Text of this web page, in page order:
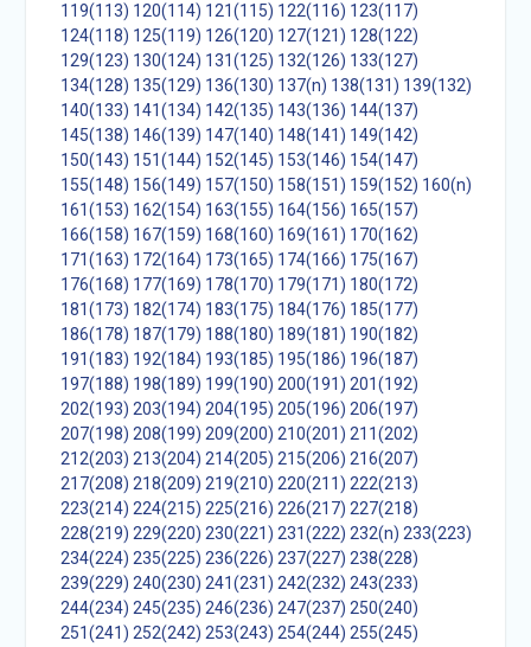
119(113) 120(114) 121(115) 122(116) 123(117)
124(118) 125(119) 126(120) 127(121) 128(122)
129(123) 130(124) 131(125) 132(126) 133(127)
134(128) 135(129) 136(130) 137(n) 138(131) 139(132)
140(133) 141(134) 142(135) 143(136) 144(137)
145(138) 146(139) 147(140) 148(141) 149(142)
150(143) 151(144) 152(145) 153(146) 154(147)
155(148) 156(149) 157(150) 158(151) 159(152) 160(n)
161(153) 162(154) 163(155) 164(156) 165(157)
166(158) 167(159) 168(160) 169(161) 170(162)
171(163) 172(164) 173(165) 174(166) 175(167)
176(168) 177(169) 178(170) 179(171) 180(172)
181(173) 182(174) 183(175) 184(176) 185(177)
186(178) 187(179) 188(180) 189(181) 190(182)
191(183) 192(184) 193(185) 195(186) 196(187)
197(188) 198(189) 199(190) 200(191) 201(192)
202(193) 203(194) 204(195) 205(196) 206(197)
207(198) 208(199) 209(200) 210(201) 211(202)
212(203) 213(204) 214(205) 215(206) 216(207)
217(208) 218(209) 219(210) 220(211) 222(213)
223(214) 224(215) 225(216) 226(217) 227(218)
228(219) 229(220) 230(221) 231(222) 232(n) 233(223)
234(224) 235(225) 236(226) 237(227) 238(228)
239(229) 240(230) 241(231) 242(232) 243(233)
244(234) 245(235) 246(236) 247(237) 250(240)
251(241) 252(242) 253(243) 254(244) 255(245)